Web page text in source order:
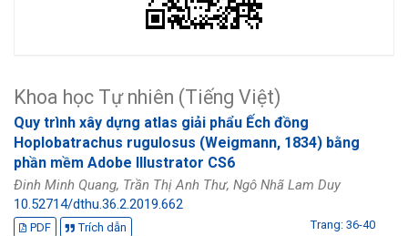
Khoa học Tự nhiên (Tiếng Việt)
Quy trình xây dựng atlas giải phẩu Ếch đồng
Hoplobatrachus rugulosus (Weigmann, 1834) bằng
phần mềm Adobe Illustrator CS6
Đinh Minh Quang, Trần Thị Anh Thư, Ngô Nhã Lam Duy
10.52714/dthu.36.2.2019.662
PDF Trích dẫn Trang: 36-40